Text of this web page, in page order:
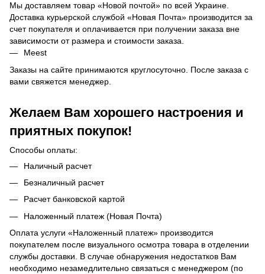
Мы доставляем товар «Новой почтой» по всей Украине.
Доставка курьерской службой «Новая Почта» производится за
счет покупателя и оплачивается при получении заказа вне
зависимости от размера и стоимости заказа.
Meest
Заказы на сайте принимаются круглосуточно. После заказа с
вами свяжется менеджер.
Желаем Вам хорошего настроения и
приятных покупок!
Способы оплаты:
Наличный расчет
Безналичный расчет
Расчет банковской картой
Наложенный платеж (Новая Почта)
Оплата услуги «Наложенный платеж» производится
покупателем после визуального осмотра товара в отделении
службы доставки. В случае обнаружения недостатков Вам
необходимо незамедлительно связаться с менеджером (по